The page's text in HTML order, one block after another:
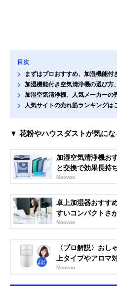
目次
まずはプロおすすめ、加湿機能付
加湿機能付き空気清浄機の選び方
加湿空気清浄機、人気メーカーの
人気サイトの売れ筋ランキングは
▼ 花粉やハウスダストが気に
加湿空気清浄機お
と交換で効果長持
Moovoo
卓上加湿器おすす
すいコンパクトさ
Moovoo
〈プロ解説〉おし
上タイプやアロマ
Moovoo